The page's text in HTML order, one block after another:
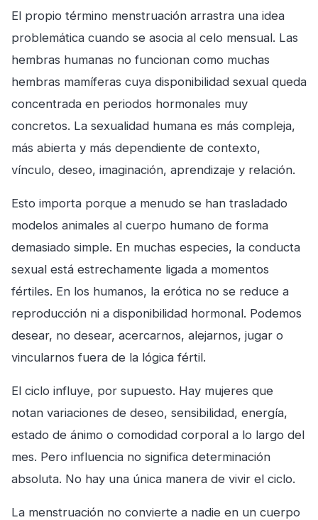
El propio término menstruación arrastra una idea
problemática cuando se asocia al celo mensual. Las
hembras humanas no funcionan como muchas
hembras mamíferas cuya disponibilidad sexual queda
concentrada en periodos hormonales muy
concretos. La sexualidad humana es más compleja,
más abierta y más dependiente de contexto,
vínculo, deseo, imaginación, aprendizaje y relación.
Esto importa porque a menudo se han trasladado
modelos animales al cuerpo humano de forma
demasiado simple. En muchas especies, la conducta
sexual está estrechamente ligada a momentos
fértiles. En los humanos, la erótica no se reduce a
reproducción ni a disponibilidad hormonal. Podemos
desear, no desear, acercarnos, alejarnos, jugar o
vincularnos fuera de la lógica fértil.
El ciclo influye, por supuesto. Hay mujeres que
notan variaciones de deseo, sensibilidad, energía,
estado de ánimo o comodidad corporal a lo largo del
mes. Pero influencia no significa determinación
absoluta. No hay una única manera de vivir el ciclo.
La menstruación no convierte a nadie en un cuerpo